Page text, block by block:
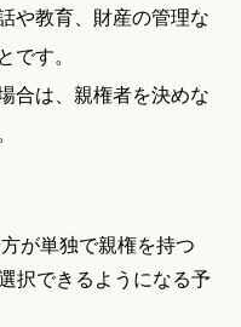
や教育、財産の管理な
す。
合は、親権者を決めな
が単独で親権を持つ
択できるようになる予